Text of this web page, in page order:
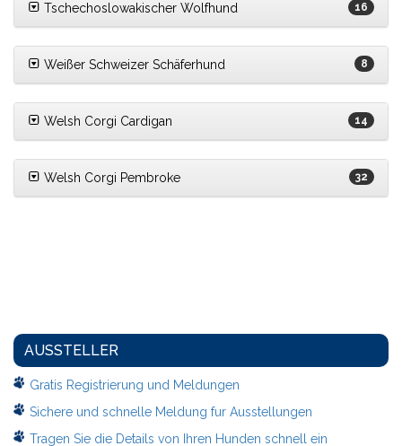
Tschechoslowakischer Wolfhund 16
Weißer Schweizer Schäferhund 8
Welsh Corgi Cardigan 14
Welsh Corgi Pembroke 32
AUSSTELLER
Gratis Registrierung und Meldungen
Sichere und schnelle Meldung fur Ausstellungen
Tragen Sie die Details von Ihren Hunden schnell ein